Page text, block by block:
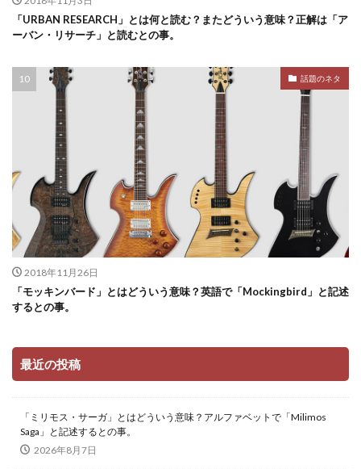
「URBAN RESEARCH」とは何と読む？またどういう意味？正解は「ア
ーバン・リサーチ」と読むとの事。
話題のネタ
2018年11月26日
「モッキンバード」とはどういう意味？英語で「Mockingbird」と記述
するとの事。
最近の投稿
「ミリモス・サーガ」とはどういう意味？アルファベットで「Milimos
Saga」と記述するとの事。
2026年8月7日